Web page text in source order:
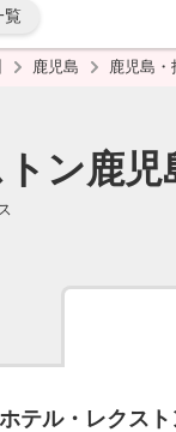
覧
鹿児島 鹿児島・
ン鹿児
ホテル・レクス